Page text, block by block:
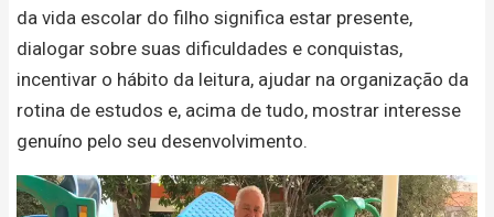
da vida escolar do filho significa estar presente,
dialogar sobre suas dificuldades e conquistas,
incentivar o hábito da leitura, ajudar na organização da
rotina de estudos e, acima de tudo, mostrar interesse
genuíno pelo seu desenvolvimento.